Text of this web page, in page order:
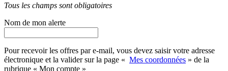
Tous les champs sont obligatoires
Nom de mon alerte
Pour recevoir les offres par e-mail, vous devez saisir votre adresse
électronique et la valider sur la page « Mes coordonnées » de la
rubrique « Mon compte »